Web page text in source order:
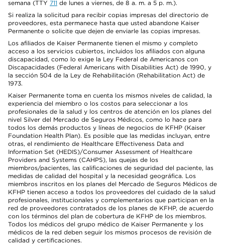
semana (TTY 711 de lunes a viernes, de 8 a. m. a 5 p. m.).
Si realiza la solicitud para recibir copias impresas del directorio de
proveedores, esta permanece hasta que usted abandone Kaiser
Permanente o solicite que dejen de enviarle las copias impresas.
Los afiliados de Kaiser Permanente tienen el mismo y completo
acceso a los servicios cubiertos, incluidos los afiliados con alguna
discapacidad, como lo exige la Ley Federal de Americanos con
Discapacidades (Federal Americans with Disabilities Act) de 1990, y
la sección 504 de la Ley de Rehabilitación (Rehabilitation Act) de
1973.
Kaiser Permanente toma en cuenta los mismos niveles de calidad, la
experiencia del miembro o los costos para seleccionar a los
profesionales de la salud y los centros de atención en los planes del
nivel Silver del Mercado de Seguros Médicos, como lo hace para
todos los demás productos y líneas de negocios de KFHP (Kaiser
Foundation Health Plan). Es posible que las medidas incluyan, entre
otras, el rendimiento de Healthcare Effectiveness Data and
Information Set (HEDIS)/Consumer Assessment of Healthcare
Providers and Systems (CAHPS), las quejas de los
miembros/pacientes, las calificaciones de seguridad del paciente, las
medidas de calidad del hospital y la necesidad geográfica. Los
miembros inscritos en los planes del Mercado de Seguros Médicos de
KFHP tienen acceso a todos los proveedores del cuidado de la salud
profesionales, institucionales y complementarios que participan en la
red de proveedores contratados de los planes de KFHP, de acuerdo
con los términos del plan de cobertura de KFHP de los miembros.
Todos los médicos del grupo médico de Kaiser Permanente y los
médicos de la red deben seguir los mismos procesos de revisión de
calidad y certificaciones.